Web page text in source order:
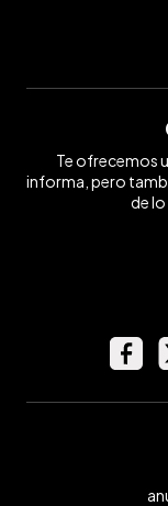
Te ofrecemos
informa, pero
de lo